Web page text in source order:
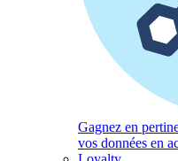
Gagnez en
vos données en